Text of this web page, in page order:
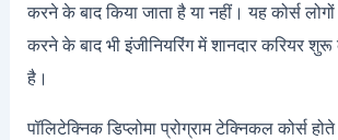
करने के बाद किया जाता है या नहीं। यह कोर्स लोगों
करने के बाद भी इंजीनियरिंग में शानदार करियर
है।
पॉलिटेक्निक डिप्लोमा प्रोग्राम टेक्निकल कोर्स